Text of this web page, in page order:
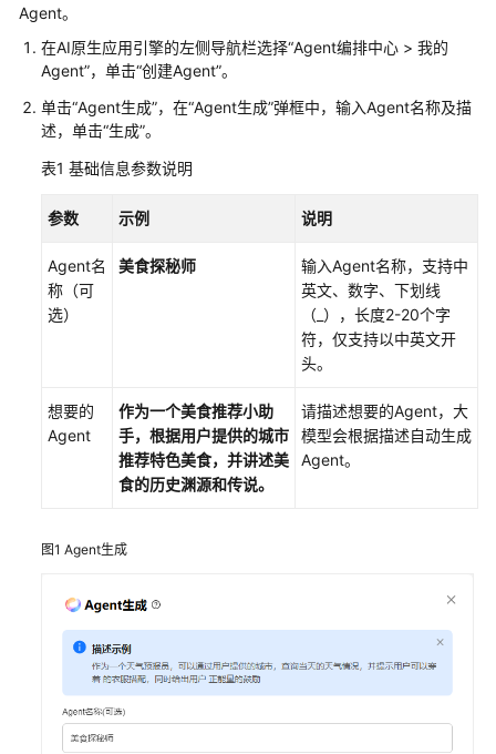
购
买
AppStage
并
成
始
配
置
生
应
快
入
自
动
生
成
Agent。
在AI原生应用引擎的左侧导航栏选择“Agent编排中心 > 我的
Agent”，单击“创建Agent”。
单击“Agent生成”，在“Agent生成”弹框中，输入Agent名称及描
述，单击“生成”。
表1 基础信息参数说明
参数 示例 说明
Agent名
称（可
选）
美食探秘师
输入Agent名称，支持中
英文、数字、下划线
（_），长度2-20个字
符，仅支持以中英文开
头。
想要的
Agent
作为一个美食推荐小助
手，根据用户提供的城市
推荐特色美食，并讲述美
食的历史渊源和传说。
请描述想要的Agent，大
模型会根据描述自动生成
Agent。
图1 Agent生成